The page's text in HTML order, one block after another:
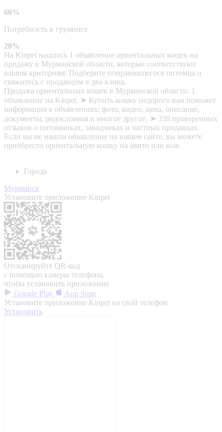
60%
Потребность в груминге
20%
На Kinpet нашлось 1 объявление ориентальных кошек на
продажу в Мурманской области, которые соответствуют
вашим критериям. Подберите понравившегося питомца и
свяжитесь с продавцом в два клика.
Продажа ориентальных кошек в Мурманской области: 1
объявление на Kinpet. ➤ Купить кошку недорого вам поможет
информация в объявлениях: фото, видео, цена, описание,
документы, родословная и многое другое. ➤ 338 проверенных
отзывов о питомниках, заводчиках и частных продавцах.
Если вы не нашли объявление на нашем сайте, вы можете
приобрести ориентальную кошку на авито или юле.
Города
Мурманск
Установите приложение Kinpet
Отсканируйте QR-код
с помощью камеры телефона,
чтобы установить приложение
Google Play
App Store
Установите приложение Kinpet на свой телефон
Установить